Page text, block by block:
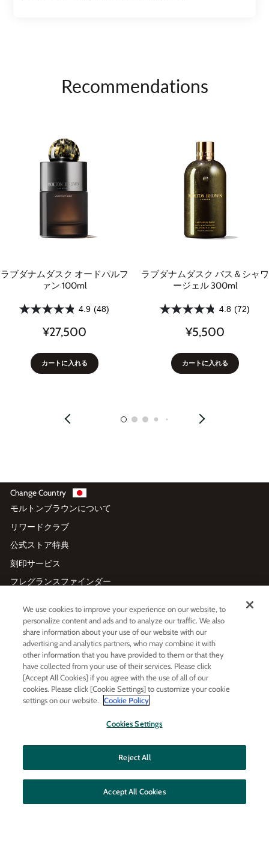
Recommendations
ラブダナムダスク オードパルフ
ァン 100ml
4.9 (48)
¥27,500
カートに入れる
ラブダナムダスク バス＆シャワ
ージェル 300ml
4.8 (72)
¥5,500
カートに入れる
Change Country
モルトンブラウンについて
リワードクラブ
公式ストア特典
刻印サービス
フレグランスファインダー
特定商取引法に基づく表記
利用規約
個人情報保護方針
FAQs
お問い合わせ
メールマガジン登録
プライバシーポリシー
We use cookies to improve your experience on our website, to
personalize content and ads and to analyze our traffic. We also
share information about your use of our website with our
advertising and analytics partners, who may combine it with
other information that you have provided to them or that they
have collected from your use of their services. Please click
[Accept All Cookies] if you agree with the use of all of our
cookies. Please click [Cookie Settings] to customize your cookie
settings on our website. Cookie Policy
Cookies Settings
Reject All
Accept All Cookies